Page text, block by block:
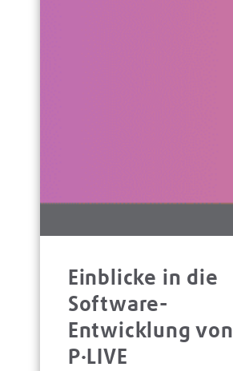
Einblicke in die
Software-
Entwicklung von
P·LIVE